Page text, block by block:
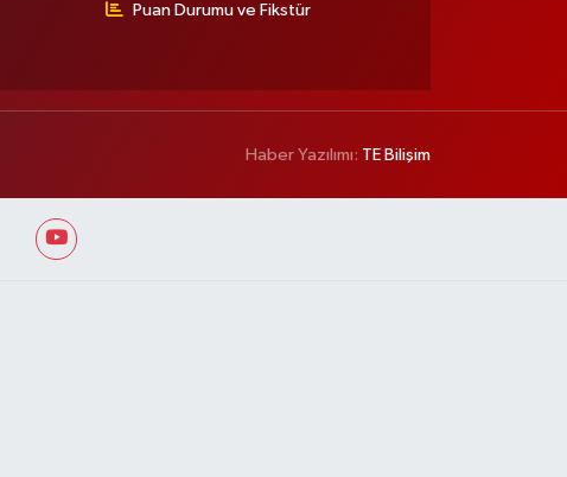
Puan Durumu ve Fikstür
Haber Yazılımı: TE Bilişim